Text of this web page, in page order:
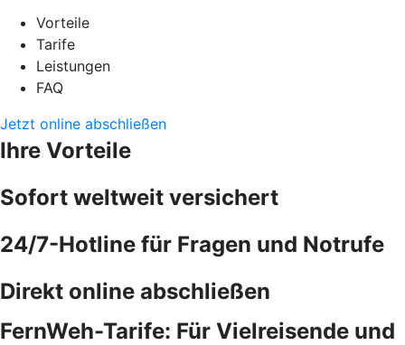
Vorteile
Tarife
Leistungen
FAQ
Jetzt online abschließen
Ihre Vorteile
Sofort weltweit versichert
24/7-Hotline für Fragen und Notrufe
Direkt online abschließen
FernWeh-Tarife: Für Vielreisende und